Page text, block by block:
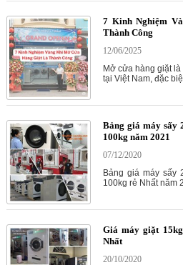
7 Kinh Nghiệm
Thành Công
12/06/2025
Mở cửa hàng giặt
tại Việt Nam, đặc
Bảng giá máy sấy
100kg năm 2021
07/12/2020
Bảng giá máy sấy
100kg rẻ Nhất năm
Giá máy giặt
Nhất
20/10/2020